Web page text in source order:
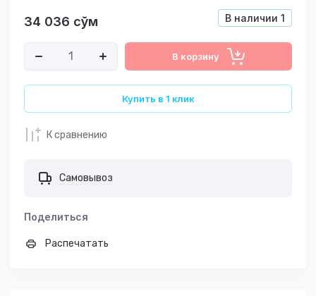
В наличии 1
34 036 сўм
В корзину
Купить в 1 клик
К сравнению
Самовывоз
Поделиться
Распечатать